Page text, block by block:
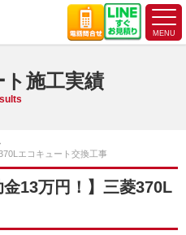
施工実績
エコキュート交換工事
13万円！】三菱370L